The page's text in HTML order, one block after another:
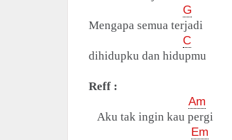
G
Mengapa semua terjadi
C
dihidupku dan hidupmu
Reff :
Am
Aku tak ingin kau pergi
Em